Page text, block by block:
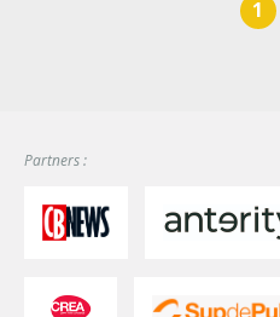
1
Partners :